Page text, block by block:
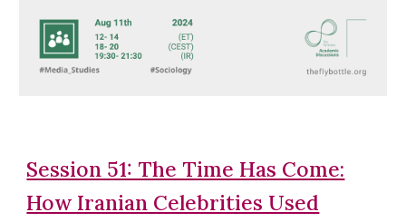
Session 51: The Time Has Come:
How Iranian Celebrities Used